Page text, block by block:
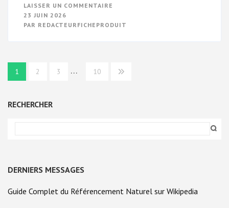
LAISSER UN COMMENTAIRE
RÉFÉRENCEMENT
ESSENTIELS
23 JUIN 2026
PAR REDACTEURFICHEPRODUIT
Navigation
des
articles
1 2 3 … 10
RECHERCHER
DERNIERS MESSAGES
Guide Complet du Référencement Naturel sur Wikipedia